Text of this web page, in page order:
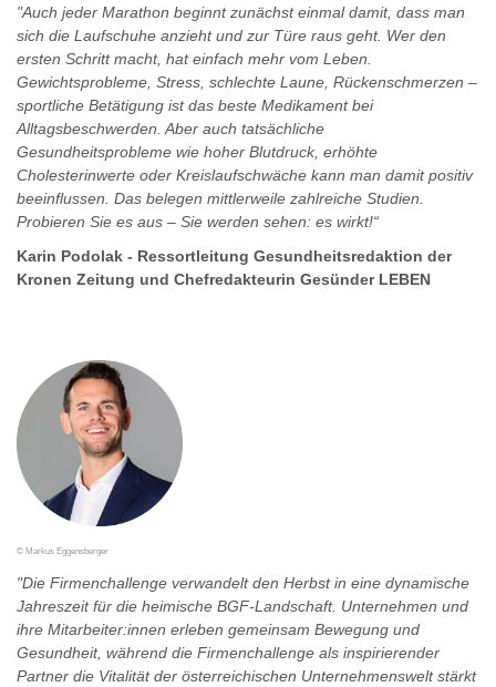
"Auch jeder Marathon beginnt zunächst einmal damit, dass man
sich die Laufschuhe anzieht und zur Türe raus geht. Wer den
ersten Schritt macht, hat einfach mehr vom Leben.
Gewichtsprobleme, Stress, schlechte Laune, Rückenschmerzen –
sportliche Betätigung ist das beste Medikament bei
Alltagsbeschwerden. Aber auch tatsächliche
Gesundheitsprobleme wie hoher Blutdruck, erhöhte
Cholesterinwerte oder Kreislaufschwäche kann man damit positiv
beeinflussen. Das belegen mittlerweile zahlreiche Studien.
Probieren Sie es aus – Sie werden sehen: es wirkt!“
Karin Podolak - Ressortleitung Gesundheitsredaktion der
Kronen Zeitung und Chefredakteurin Gesünder LEBEN
© Markus Eggensberger
"Die Firmenchallenge verwandelt den Herbst in eine dynamische
Jahreszeit für die heimische BGF-Landschaft. Unternehmen und
ihre Mitarbeiter:innen erleben gemeinsam Bewegung und
Gesundheit, während die Firmenchallenge als inspirierender
Partner die Vitalität der österreichischen Unternehmenswelt stärkt